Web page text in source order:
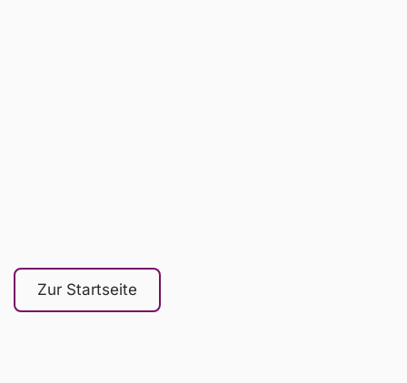
Zur Startseite